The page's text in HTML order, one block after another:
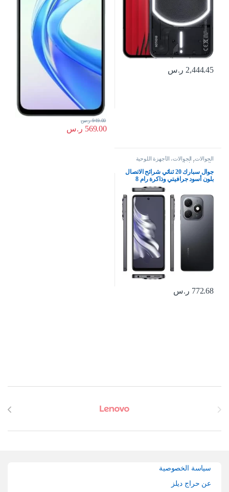
2,444.45 ر.س
569.00 ر.س
949.00 ر.س
الجوالات, الجوالات، الأجهزة اللوحية
وإكسسواراتها
جوال سبارك 20 ثنائي شرائح الاتصال
بلون أسود جرافيتي وذاكرة رام 8
جيجابايت وذاكرة داخلية 256 جيجابايت
الجيل الرابع – إصدار الشرق الأوسط،
كيه جيه 5 ان
772.68 ر.س
سياسة الخصوصية
عن حراج ديلز